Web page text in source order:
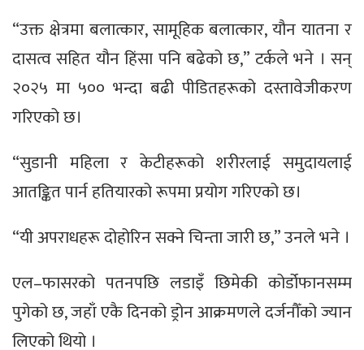
“उक्त क्षेत्रमा बलात्कार, सामूहिक बलात्कार, यौन यातना र
दासत्व सहित यौन हिंसा पनि बढेको छ,” टर्कले भने । सन्
२०२५ मा ५०० भन्दा बढी पीडितहरूको दस्तावेजीकरण
गरिएको छ।
“सुडानी महिला र केटीहरूको शरीरलाई समुदायलाई
आतङ्कित पार्न हतियारको रूपमा प्रयोग गरिएको छ।
“यी अपराधहरू दोहोरिन सक्ने चिन्ता जारी छ,” उनले भने ।
एल–फासरको पतनपछि लडाइँ छिमेकी कोर्डोफानसम्म
पुगेको छ, जहाँ एकै दिनको ड्रोन आक्रमणले दर्जनौँको ज्यान
लिएको थियो ।